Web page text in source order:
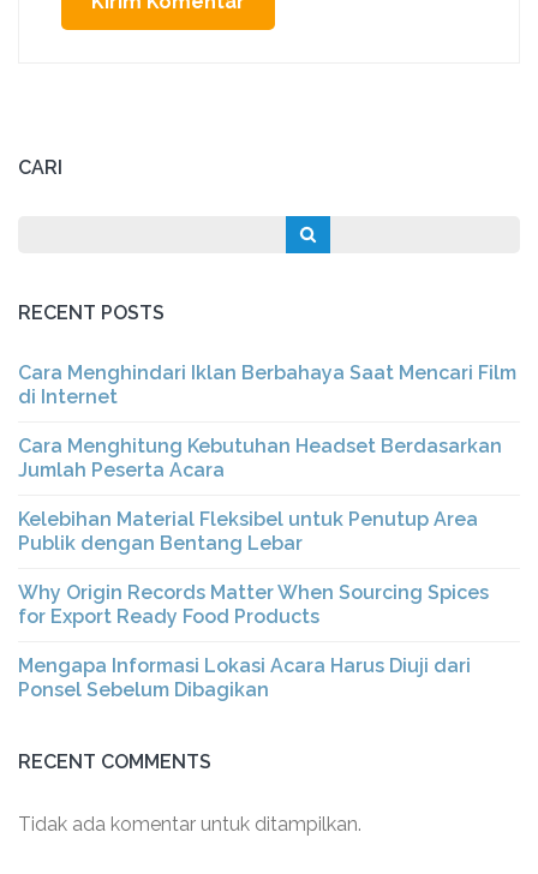
CARI
RECENT POSTS
Cara Menghindari Iklan Berbahaya Saat Mencari Film
di Internet
Cara Menghitung Kebutuhan Headset Berdasarkan
Jumlah Peserta Acara
Kelebihan Material Fleksibel untuk Penutup Area
Publik dengan Bentang Lebar
Why Origin Records Matter When Sourcing Spices
for Export Ready Food Products
Mengapa Informasi Lokasi Acara Harus Diuji dari
Ponsel Sebelum Dibagikan
RECENT COMMENTS
Tidak ada komentar untuk ditampilkan.